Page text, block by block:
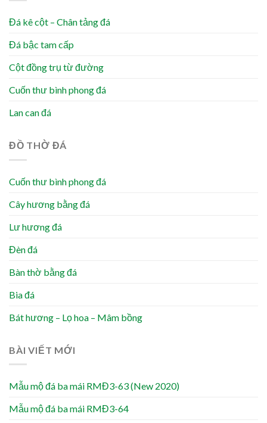
Đá kê cột – Chân tảng đá
Đá bậc tam cấp
Cột đồng trụ từ đường
Cuốn thư bình phong đá
Lan can đá
ĐỒ THỜ ĐÁ
Cuốn thư bình phong đá
Cây hương bằng đá
Lư hương đá
Đèn đá
Bàn thờ bằng đá
Bia đá
Bát hương – Lọ hoa – Mâm bồng
BÀI VIẾT MỚI
Mẫu mộ đá ba mái RMĐ3-63 (New 2020)
Mẫu mộ đá ba mái RMĐ3-64